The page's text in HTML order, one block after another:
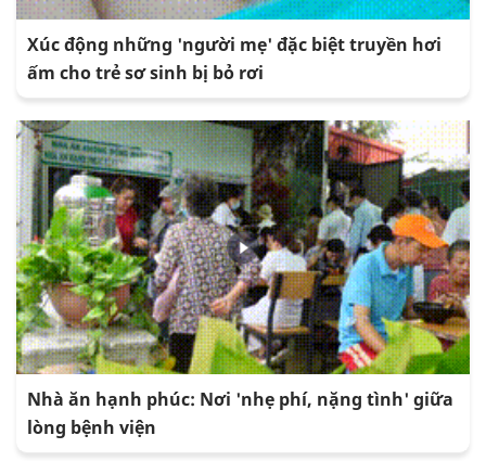
Xúc động những 'người mẹ' đặc biệt truyền hơi
ấm cho trẻ sơ sinh bị bỏ rơi
Nhà ăn hạnh phúc: Nơi 'nhẹ phí, nặng tình' giữa
lòng bệnh viện